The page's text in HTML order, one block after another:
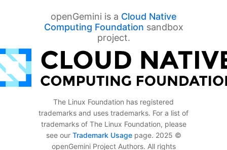
openGemini is a Cloud Native
Computing Foundation sandbox
project.
The Linux Foundation has registered
trademarks and uses trademarks. For a list of
trademarks of The Linux Foundation, please
see our Trademark Usagepage. 2025 ©
openGemini Project Authors. All rights